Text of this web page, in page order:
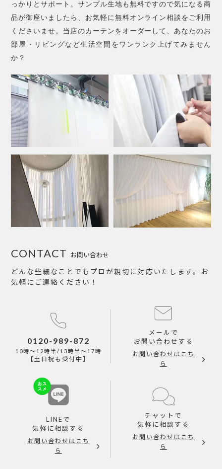
っかりとサポート。サンプル生地も無料ですので気になる商
品が御座いましたら、お気軽に無料オンライン相談をご利用
くださいませ。当店のカーテンをオーダーして、あなたのお
部屋・リビングなど生活空間をワンランク上げてみません
か？
お問い合わせ
CONTACT
どんな些細なことでもプロが親切に対応いたします。お
気軽にご連絡ください！
0120-989-872
10時～12時半/13時半～17時
【土日祝も受付中】
メールで
お問い合わせする
お問い合わせはこち
ら
LINEで
気軽に相談する
お問い合わせはこち
ら
チャットで
気軽に相談する
お問い合わせはこち
ら